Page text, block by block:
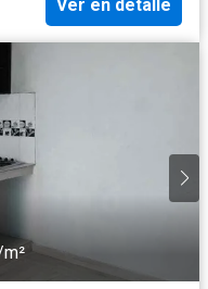
Ver en detalle